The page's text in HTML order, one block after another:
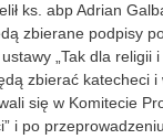
ks. abp Adrian
zbierane podpisy
„Tak dla religii
zbierać katecheci
się w Komitecie
i po